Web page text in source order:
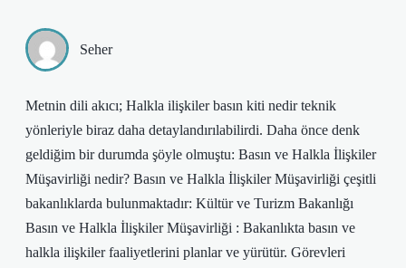
Seher
Metnin dili akıcı; Halkla ilişkiler basın kiti nedir teknik
yönleriyle biraz daha detaylandırılabilirdi. Daha önce denk
geldiğim bir durumda şöyle olmuştu: Basın ve Halkla İlişkiler
Müşavirliği nedir? Basın ve Halkla İlişkiler Müşavirliği çeşitli
bakanlıklarda bulunmaktadır: Kültür ve Turizm Bakanlığı
Basın ve Halkla İlişkiler Müşavirliği : Bakanlıkta basın ve
halkla ilişkiler faaliyetlerini planlar ve yürütür. Görevleri